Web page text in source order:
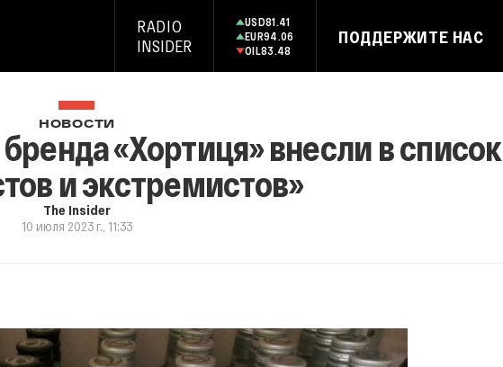
RADIO
INSIDER
USD81.41
EUR94.06
OIL83.48
ПОДДЕРЖИТЕ НАС
НОВОСТИ
«Хортиця» внесли в список
и экстремистов»
The Insider
10 июля 2023 г., 11:33